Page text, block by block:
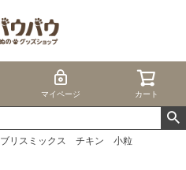
マイページ カート
ブリスミックス チキン 小粒